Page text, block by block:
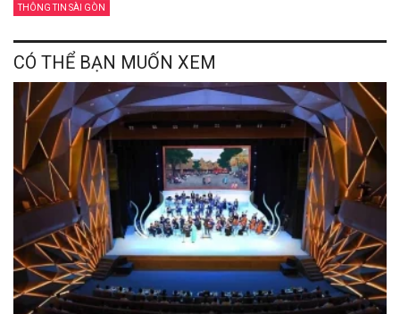
THÔNG TIN SÀI GÒN
CÓ THỂ BẠN MUỐN XEM